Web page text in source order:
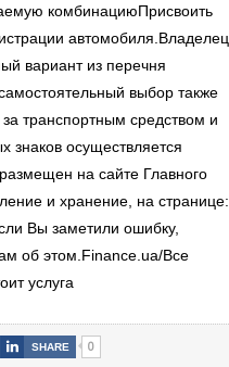
комбинациюПрисвоить
автомобиля.Владелец
вариант из перечня
выбор также
транспортным средством и
знаков осуществляется
на сайте Главного
и хранение, на странице:
Вы заметили ошибку,
об этом.Finance.ua/Все
услуга
SHARE 0